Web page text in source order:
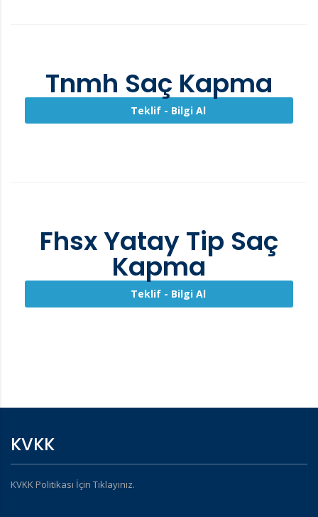
Tnmh Saç Kapma
Teklif - Bilgi Al
Fhsx Yatay Tip Saç
Kapma
Teklif - Bilgi Al
KVKK
KVKK Politikası İçin Tıklayınız.